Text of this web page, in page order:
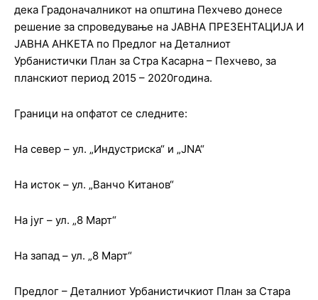
дека Градоначалникот на општина Пехчево донесе
решение за спроведување на ЈАВНА ПРЕЗЕНТАЦИЈА И
ЈАВНА АНКЕТА по Предлог на Деталниот
Урбанистички План за Стра Касарна – Пехчево, за
планскиот период 2015 – 2020година.
Граници на опфатот се следните:
На север – ул. „Индустриска“ и „JNA“
На исток – ул. „Ванчо Китанов“
На југ – ул. „8 Март“
На запад – ул. „8 Март“
Предлог – Деталниот Урбанистичкиот План за Стара